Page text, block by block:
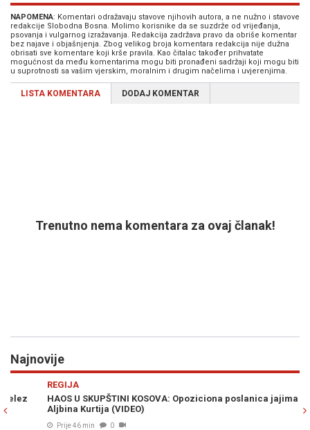
NAPOMENA: Komentari odražavaju stavove njihovih autora, a ne nužno i stavove
redakcije Slobodna Bosna. Molimo korisnike da se suzdrže od vrijeđanja,
psovanja i vulgarnog izražavanja. Redakcija zadržava pravo da obriše komentar
bez najave i objašnjenja. Zbog velikog broja komentara redakcija nije dužna
obrisati sve komentare koji krše pravila. Kao čitalac također prihvatate
mogućnost da među komentarima mogu biti pronađeni sadržaji koji mogu biti
u suprotnosti sa vašim vjerskim, moralnim i drugim načelima i uvjerenjima.
LISTA KOMENTARA DODAJ KOMENTAR
Trenutno nema komentara za ovaj članak!
Najnovije
HAOS U SKUPŠTINI KOSOVA: Opoziciona poslanica jajima gađala
Aljbina Kurtija (VIDEO)
Prije 46 min 0